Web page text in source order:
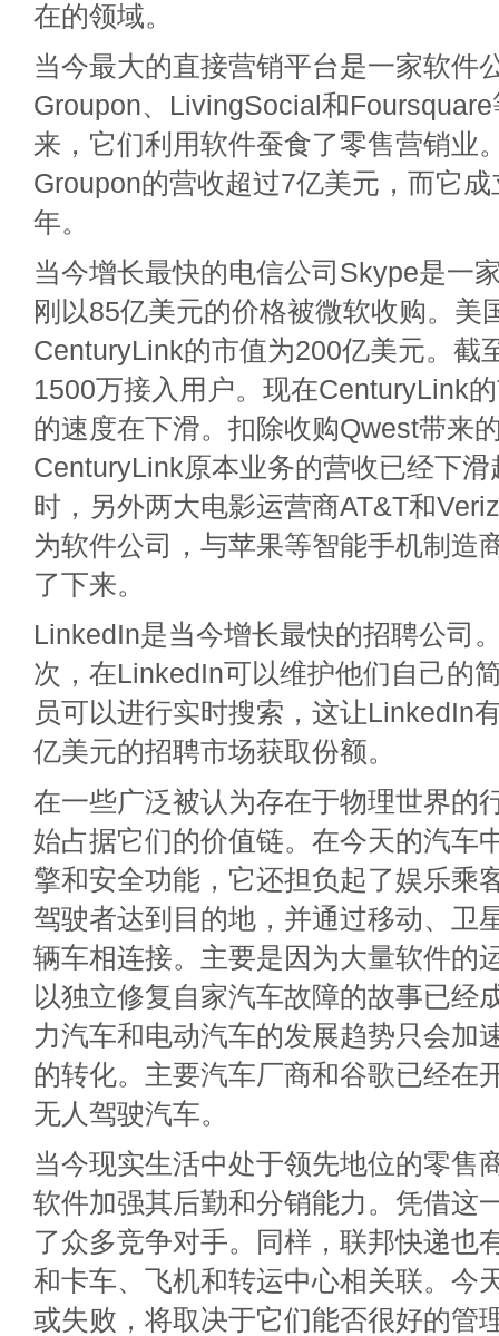
在的领域。
当今最大的直接营销平台是一家软件
Groupon、LivingSocial和
来，它们利用软件蚕食了零售营销业
Groupon的营收超过7亿美元，而它
年。
当今增长最快的电信公司Skype是一
刚以85亿美元的价格被微软收购。美
CenturyLink的市值为200亿美元。截
1500万接入用户。现在CenturyLink
的速度在下滑。扣除收购Qwest带来
CenturyLink原本业务的营收已经下
时，另外两大电影运营商AT&T和
为软件公司，与苹果等智能手机制造
了下来。
LinkedIn是当今增长最快的招聘公司
次，在LinkedIn可以维护他们自己的
员可以进行实时搜索，这让LinkedIn
亿美元的招聘市场获取份额。
在一些广泛被认为存在于物理世界的
始占据它们的价值链。在今天的汽车
擎和安全功能，它还担负起了娱乐乘
驾驶者达到目的地，并通过移动、卫
辆车相连接。主要是因为大量软件的
以独立修复自家汽车故障的故事已经
力汽车和电动汽车的发展趋势只会加
的转化。主要汽车厂商和谷歌已经在
无人驾驶汽车。
当今现实生活中处于领先地位的零售
软件加强其后勤和分销能力。凭借这
了众多竞争对手。同样，联邦快递也
和卡车、飞机和转运中心相关联。今
或失败，将取决于它们能否很好的管